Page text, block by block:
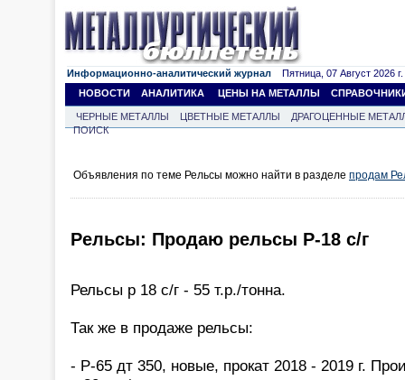
Информационно-аналитический журнал Пятница, 07 Август 2026 г.
НОВОСТИ
АНАЛИТИКА ЦЕНЫ НА МЕТАЛЛЫ
ЧЕРНЫЕ МЕТАЛЛЫ ЦВЕТНЫЕ МЕТАЛЛЫ
ДРАГОЦЕННЫЕ
ПОИСК
Объявления по теме Рельсы можно найти в разделе продам
Рельсы: Продаю рельсы Р-18 с/г
Рельсы р 18 с/г - 55 т.р./тонна.
Так же в продаже рельсы:
- Р-65 дт 350, новые, прокат 2018 - 2019 г.